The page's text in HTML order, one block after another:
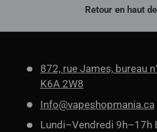
Retour en haut
872, rue James, bureau
K6A 2W8
Info@vapeshopmania.ca
Lundi–Vendredi 9h–17h